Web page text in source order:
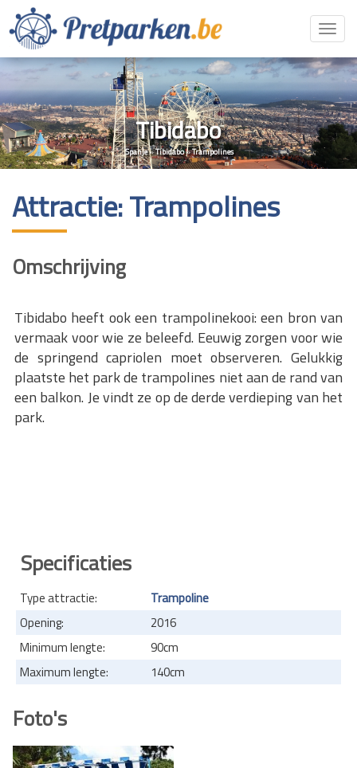
Tibidabo
Spanje»Tibidabo»Trampolines
Attractie: Trampolines
Omschrijving
Tibidabo heeft ook een trampolinekooi: een bron van
vermaak voor wie ze beleefd. Eeuwig zorgen voor wie
de springend capriolen moet observeren. Gelukkig
plaatste het park de trampolines niet aan de rand van
een balkon. Je vindt ze op de derde verdieping van het
park.
Specificaties
Type attractie:
Trampoline
Opening:
2016
Minimum lengte:
90cm
Maximum lengte:
140cm
Foto's